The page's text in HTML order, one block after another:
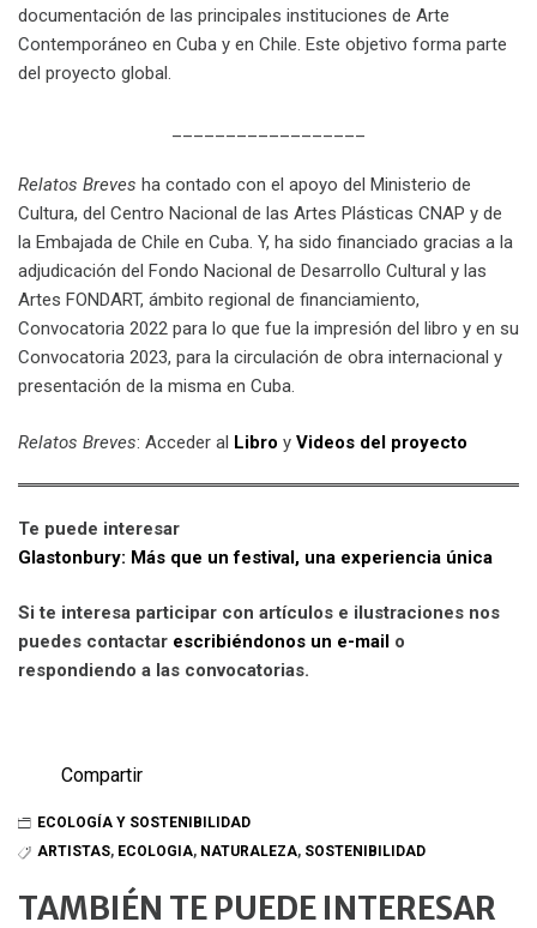
documentación de las principales instituciones de Arte
Contemporáneo en Cuba y en Chile. Este objetivo forma parte
del proyecto global.
Relatos Breves ha contado con el apoyo del Ministerio de
Cultura, del Centro Nacional de las Artes Plásticas CNAP y de
la Embajada de Chile en Cuba. Y, ha sido financiado gracias a la
adjudicación del Fondo Nacional de Desarrollo Cultural y las
Artes FONDART, ámbito regional de financiamiento,
Convocatoria 2022 para lo que fue la impresión del libro y en su
Convocatoria 2023, para la circulación de obra internacional y
presentación de la misma en Cuba.
Relatos Breves: Acceder al Libro y Videos del proyecto
Te puede interesar
Glastonbury: Más que un festival, una experiencia única
Si te interesa participar con artículos e ilustraciones nos
puedes contactar escribiéndonos un e-mail o
respondiendo a las convocatorias.
Compartir
ECOLOGÍA Y SOSTENIBILIDAD
ARTISTAS, ECOLOGIA, NATURALEZA, SOSTENIBILIDAD
TAMBIÉN TE PUEDE INTERESAR